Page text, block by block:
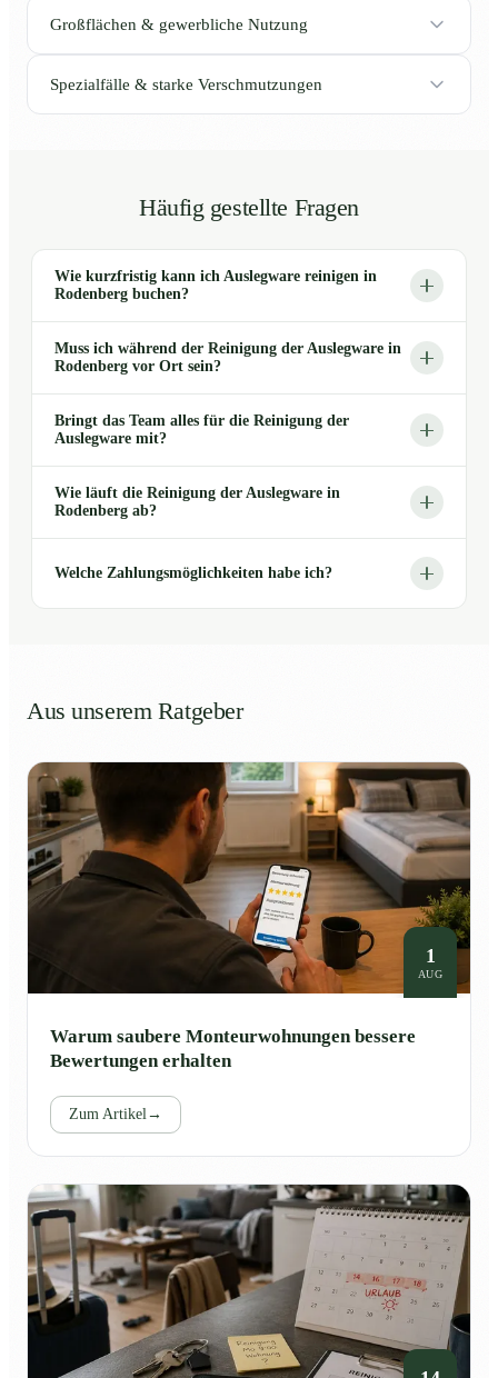
Großflächen & gewerbliche Nutzung
Spezialfälle & starke Verschmutzungen
Häufig gestellte Fragen
Wie kurzfristig kann ich Auslegware reinigen in
Rodenberg buchen?
Muss ich während der Reinigung der Auslegware in
Rodenberg vor Ort sein?
Bringt das Team alles für die Reinigung der
Auslegware mit?
Wie läuft die Reinigung der Auslegware in
Rodenberg ab?
Welche Zahlungsmöglichkeiten habe ich?
Aus unserem Ratgeber
1
AUG
Warum saubere Monteurwohnungen bessere
Bewertungen erhalten
Zum Artikel→